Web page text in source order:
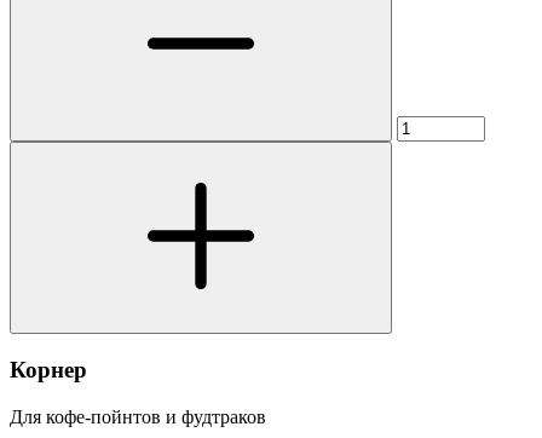
Корнер
Для кофе-пойнтов и фудтраков